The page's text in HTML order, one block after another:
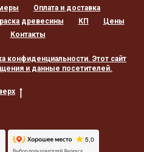
Оплата и доставка
древесины КП
Цены
Контакты
конфиденциальности. Этот сайт
и данные посетителей.